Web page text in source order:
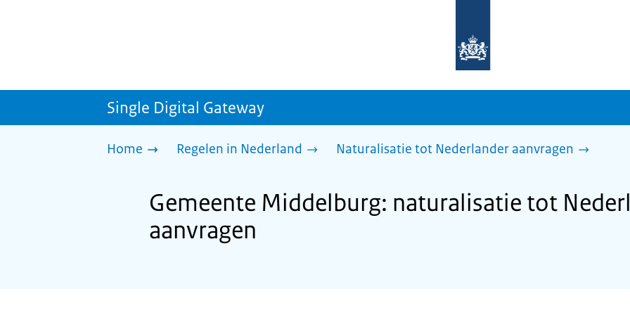
homepage
sdg.rijksoverheid.nl
Single Digital Gateway
Home Regelen in Nederland Naturalisatie tot Nederlander aanvragen
Gemeente Middelburg: naturalisatie tot
aanvragen